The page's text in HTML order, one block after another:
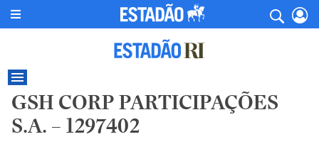
GSH CORP PARTICIPAÇÕES
S.A. – 1297402